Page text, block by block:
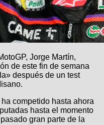
Jorge Martín,
de este fin de semana
después de un test
competido hasta ahora
hasta el momento
gran parte de la